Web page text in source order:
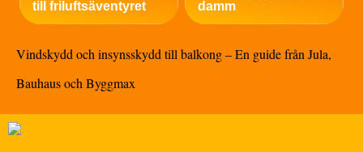
till friluftsäventyret
damm
Vindskydd och insynsskydd till balkong – En guide från Jula,
Bauhaus och Byggmax